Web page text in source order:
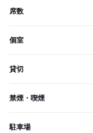
席数
個室
貸切
禁煙・喫煙
駐車場